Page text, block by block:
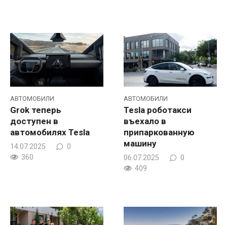
АВТОМОБИЛИ
Grok теперь
доступен в
автомобилях Tesla
14.07.2025
0
360
АВТОМОБИЛИ
Tesla роботакси
въехало в
припаркованную
машину
06.07.2025
0
409